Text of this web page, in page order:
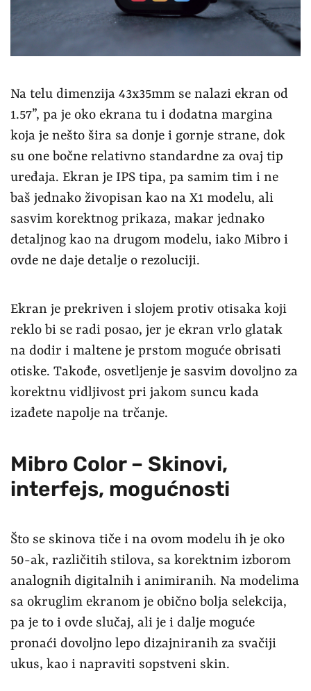
Na telu dimenzija 43x35mm se nalazi ekran od
1.57”, pa je oko ekrana tu i dodatna margina
koja je nešto šira sa donje i gornje strane, dok
su one bočne relativno standardne za ovaj tip
uređaja. Ekran je IPS tipa, pa samim tim i ne
baš jednako živopisan kao na X1 modelu, ali
sasvim korektnog prikaza, makar jednako
detaljnog kao na drugom modelu, iako Mibro i
ovde ne daje detalje o rezoluciji.
Ekran je prekriven i slojem protiv otisaka koji
reklo bi se radi posao, jer je ekran vrlo glatak
na dodir i maltene je prstom moguće obrisati
otiske. Takođe, osvetljenje je sasvim dovoljno za
korektnu vidljivost pri jakom suncu kada
izađete napolje na trčanje.
Mibro Color – Skinovi,
interfejs, mogućnosti
Što se skinova tiče i na ovom modelu ih je oko
50-ak, različitih stilova, sa korektnim izborom
analognih digitalnih i animiranih. Na modelima
sa okruglim ekranom je obično bolja selekcija,
pa je to i ovde slučaj, ali je i dalje moguće
pronaći dovoljno lepo dizajniranih za svačiji
ukus, kao i napraviti sopstveni skin.